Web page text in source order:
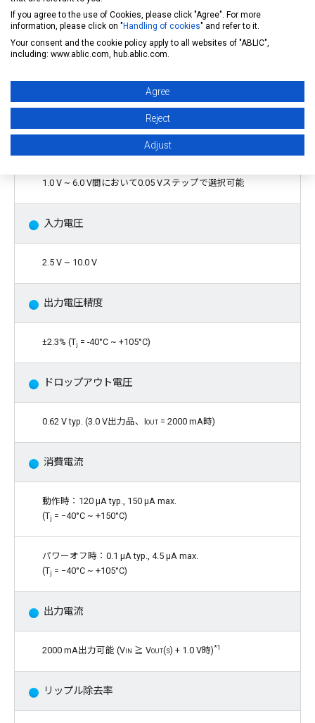
注意 : 本製品は、車両機器、車載機器へのご使用が可能です。こ
れらの用途でご使用をお考えの際は、必ず販売窓口までご相談く
特長
1.0 V ~ 6.0 V間において0.05 Vステップで選択可能
入力電圧
2.5 V ~ 10.0 V
出力電圧精度
±2.3% (Tj = -40°C ~ +105°C)
ドロップアウト電圧
0.62 V typ. (3.0 V出力品、 Iout = 2000 mA時)
消費電流
動作時：120 μA typ., 150 μA max.
(Tj = −40°C ~ +150°C)
パワーオフ時：0.1 μA typ., 4.5 μA max.
(Tj = −40°C ~ +105°C)
出力電流
2000 mA出力可能 (Vin ≧ Vout(s) + 1.0 V時)*1
リップル除去率
If you agree to the use of Cookies, please click "Agree". For more
information, please click on "Handling of cookies" and refer to it.
Your consent and the cookie policy apply to all websites of "ABLIC",
including: www.ablic.com, hub.ablic.com.
Agree
Reject
Adjust